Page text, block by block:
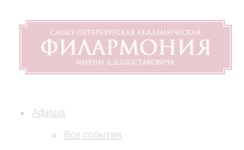
Афиша
Все события